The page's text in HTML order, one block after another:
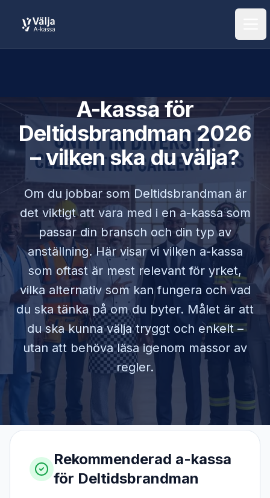
A-kassa för
Deltidsbrandman2026
– vilken ska du välja?
Om du jobbar som Deltidsbrandman är
det viktigt att vara med i en a-kassa som
passar din bransch och din typ av
anställning. Här visar vi vilken a-kassa
som oftast är mest relevant för yrket,
vilka alternativ som kan fungera och vad
du ska tänka på om du byter. Målet är att
du ska kunna välja tryggt och enkelt –
utan att behöva läsa igenom massor av
regler.
Rekommenderad a-kassa
för Deltidsbrandman